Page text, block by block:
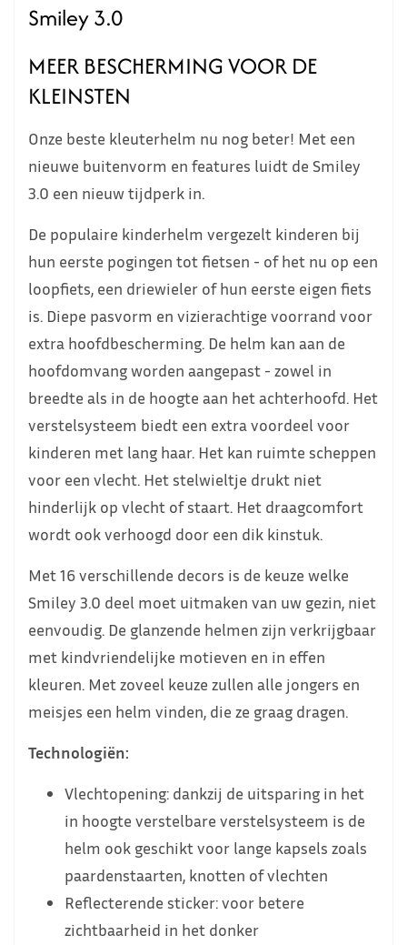
Smiley 3.0
MEER BESCHERMING VOOR DE
KLEINSTEN
Onze beste kleuterhelm nu nog beter! Met een
nieuwe buitenvorm en features luidt de Smiley
3.0 een nieuw tijdperk in.
De populaire kinderhelm vergezelt kinderen bij
hun eerste pogingen tot fietsen - of het nu op een
loopfiets, een driewieler of hun eerste eigen fiets
is. Diepe pasvorm en vizierachtige voorrand voor
extra hoofdbescherming. De helm kan aan de
hoofdomvang worden aangepast - zowel in
breedte als in de hoogte aan het achterhoofd. Het
verstelsysteem biedt een extra voordeel voor
kinderen met lang haar. Het kan ruimte scheppen
voor een vlecht. Het stelwieltje drukt niet
hinderlijk op vlecht of staart. Het draagcomfort
wordt ook verhoogd door een dik kinstuk.
Met 16 verschillende decors is de keuze welke
Smiley 3.0 deel moet uitmaken van uw gezin, niet
eenvoudig. De glanzende helmen zijn verkrijgbaar
met kindvriendelijke motieven en in effen
kleuren. Met zoveel keuze zullen alle jongers en
meisjes een helm vinden, die ze graag dragen.
Technologiën:
Vlechtopening: dankzij de uitsparing in het
in hoogte verstelbare verstelsysteem is de
helm ook geschikt voor lange kapsels zoals
paardenstaarten, knotten of vlechten
Reflecterende sticker: voor betere
zichtbaarheid in het donker